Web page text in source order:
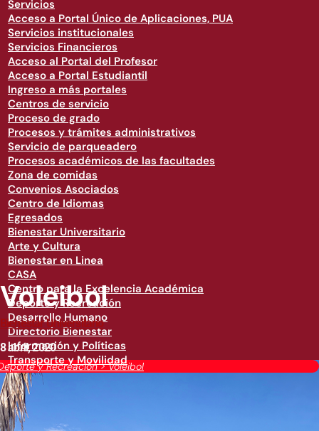
Servicios
Acceso a Portal Único de Aplicaciones, PUA
Servicios institucionales
Servicios Financieros
Acceso al Portal del Profesor
Acceso a Portal Estudiantil
Ingreso a más portales
Centros de servicio
Proceso de grado
Procesos y trámites administrativos
Servicio de parqueadero
Procesos académicos de las facultades
Zona de comidas
Convenios Asociados
Centro de Idiomas
Egresados
Bienestar Universitario
Arte y Cultura
Bienestar en Linea
CASA
Centro para la Excelencia Académica
Deporte y Recreación
Desarrollo Humano
Directorio Bienestar
Información y Políticas
Transporte y Movilidad
y Recreación>Voleibol
Voleibol
Bienestar Universitario
8 abril, 2020